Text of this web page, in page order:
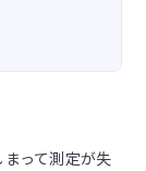
って測定が失